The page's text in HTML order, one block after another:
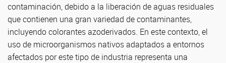
contaminación, debido a la liberación de aguas residuales
que contienen una gran variedad de contaminantes,
incluyendo colorantes azoderivados. En este contexto, el
uso de microorganismos nativos adaptados a entornos
afectados por este tipo de industria representa una